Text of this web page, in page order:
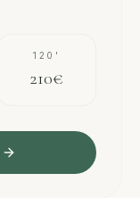
120'
210€